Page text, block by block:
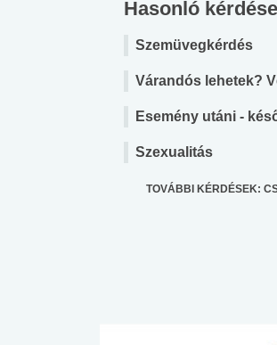
Hasonló
Szemüvegkérdés
Várandós lehetek?
Esemény utáni -
Szexualitás
TOVÁBBI KÉRDÉSEK: